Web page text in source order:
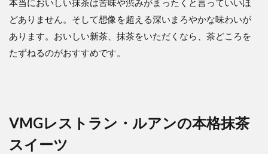
本当においしい抹茶は苦味や渋みがまったくと言っていいほ
どありません。そして想像を超える深いまろやかな味わいが
あります。おいしい新茶、抹茶をいただくなら、茶どころを
たずねるのがおすすめです。
VMGレストラン・ルアンの本格抹茶
スイーツ